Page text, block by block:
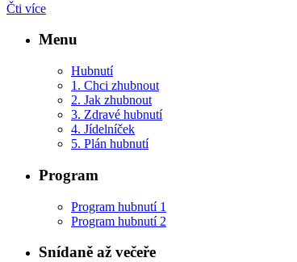
Čti více
Menu
Hubnutí
1. Chci zhubnout
2. Jak zhubnout
3. Zdravé hubnutí
4. Jídelníček
5. Plán hubnutí
Program
Program hubnutí 1
Program hubnutí 2
Snídaně až večeře